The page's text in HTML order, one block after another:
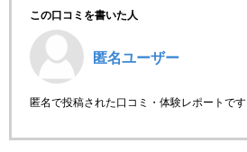
この口コミを書いた人
匿名ユーザー
匿名で投稿された口コミ・体験レポートです